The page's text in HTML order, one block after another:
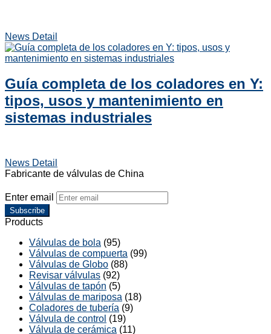
News Detail
Guía completa de los coladores en Y:
tipos, usos y mantenimiento en
sistemas industriales
News Detail
Fabricante de válvulas de China
Enter email
Subscribe
Products
Válvulas de bola (95)
Válvulas de compuerta (99)
Válvulas de Globo (88)
Revisar válvulas (92)
Válvulas de tapón (5)
Válvulas de mariposa (18)
Coladores de tubería (9)
Válvula de control (19)
Válvula de cerámica (11)